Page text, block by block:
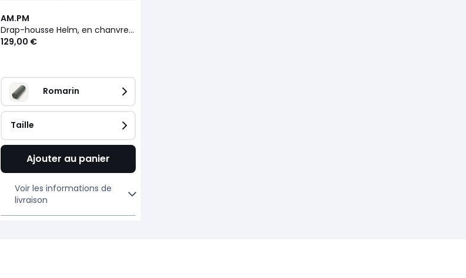
AM.PM
Drap-housse Helm, en chanvre lavé
129,00 €
Romarin
Taille
Ajouter au panier
Voir les informations de
livraison